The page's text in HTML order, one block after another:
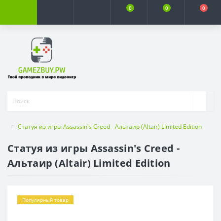
0 0 0
Статуя из игры Assassin's Creed - Альтаир (Altair) Limited Edition
Статуя из игры Assassin's Creed -
Альтаир (Altair) Limited Edition
Популярный товар